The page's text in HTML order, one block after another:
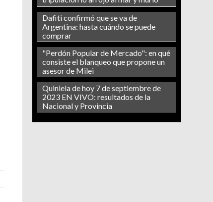
Dafiti confirmó que se va de
Argentina: hasta cuándo se puede
comprar
"Perdón Popular de Mercado": en qué
consiste el blanqueo que propone un
asesor de Milei
Quiniela de hoy 7 de septiembre de
2023 EN VIVO: resultados de la
Nacional y Provincia